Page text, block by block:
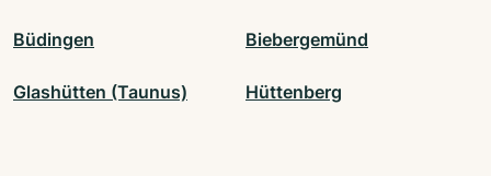
Büdingen Biebergemünd
Glashütten (Taunus) Hüttenberg